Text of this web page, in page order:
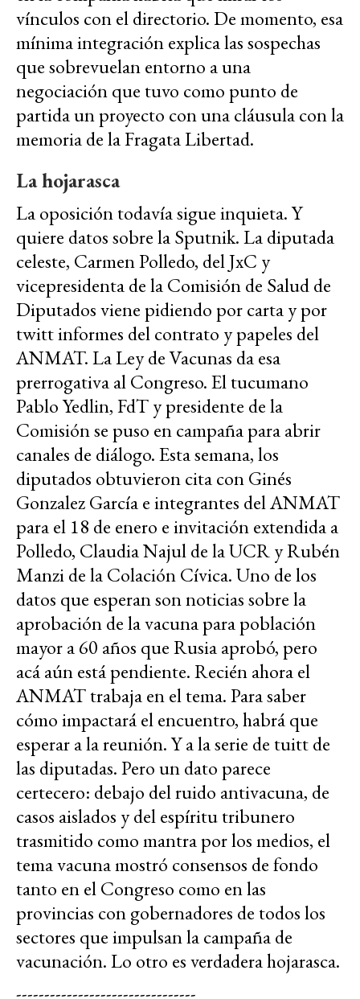
vínculos con el directorio. De momento, esa
mínima integración explica las sospechas
que sobrevuelan entorno a una
negociación que tuvo como punto de
partida un proyecto con una cláusula con la
memoria de la Fragata Libertad.
La hojarasca
La oposición todavía sigue inquieta. Y
quiere datos sobre la Sputnik. La diputada
celeste, Carmen Polledo, del JxC y
vicepresidenta de la Comisión de Salud de
Diputados viene pidiendo por carta y por
twitt informes del contrato y papeles del
ANMAT. La Ley de Vacunas da esa
prerrogativa al Congreso. El tucumano
Pablo Yedlin, FdT y presidente de la
Comisión se puso en campaña para abrir
canales de diálogo. Esta semana, los
diputados obtuvieron cita con Ginés
Gonzalez García e integrantes del ANMAT
para el 18 de enero e invitación extendida a
Polledo, Claudia Najul de la UCR y Rubén
Manzi de la Colación Cívica. Uno de los
datos que esperan son noticias sobre la
aprobación de la vacuna para población
mayor a 60 años que Rusia aprobó, pero
acá aún está pendiente. Recién ahora el
ANMAT trabaja en el tema. Para saber
cómo impactará el encuentro, habrá que
esperar a la reunión. Y a la serie de tuitt de
las diputadas. Pero un dato parece
certecero: debajo del ruido antivacuna, de
casos aislados y del espíritu tribunero
trasmitido como mantra por los medios, el
tema vacuna mostró consensos de fondo
tanto en el Congreso como en las
provincias con gobernadores de todos los
sectores que impulsan la campaña de
vacunación. Lo otro es verdadera hojarasca.
--------------------------------